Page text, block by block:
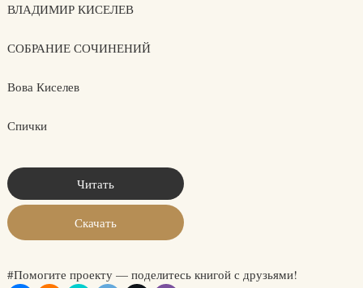
ВЛАДИМИР КИСЕЛЕВ
СОБРАНИЕ СОЧИНЕНИЙ
Вова Киселев
Спички
Читать
Скачать
#Помогите проекту — поделитесь книгой с друзьями!